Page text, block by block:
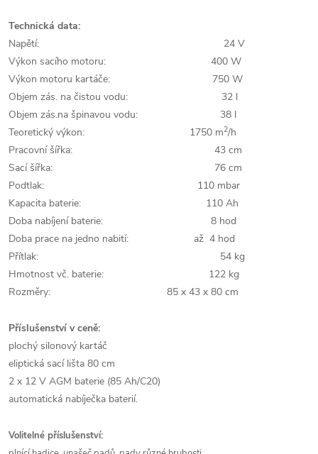
Technická data:
Napětí: 24 V
Výkon sacího motoru: 400 W
Výkon motoru kartáče: 750 W
Objem zás. na čistou vodu: 32 l
Objem zás.na špinavou vodu: 38 l
Teoretický výkon: 1750 m2/h
Pracovní šířka: 43 cm
Sací šířka: 76 cm
Podtlak: 110 mbar
Kapacita baterie: 110 Ah
Doba nabíjení baterie: 8 hod
Doba prace na jedno nabití: až 4 hod
Přítlak: 54 kg
Hmotnost vč. baterie: 122 kg
Rozměry: 85 x 43 x 80 cm
Příslušenství v ceně:
plochý silonový kartáč
eliptická sací lišta 80 cm
2 x 12 V AGM baterie (85 Ah/C20)
automatická nabíječka baterií.
Volitelné příslušenství: